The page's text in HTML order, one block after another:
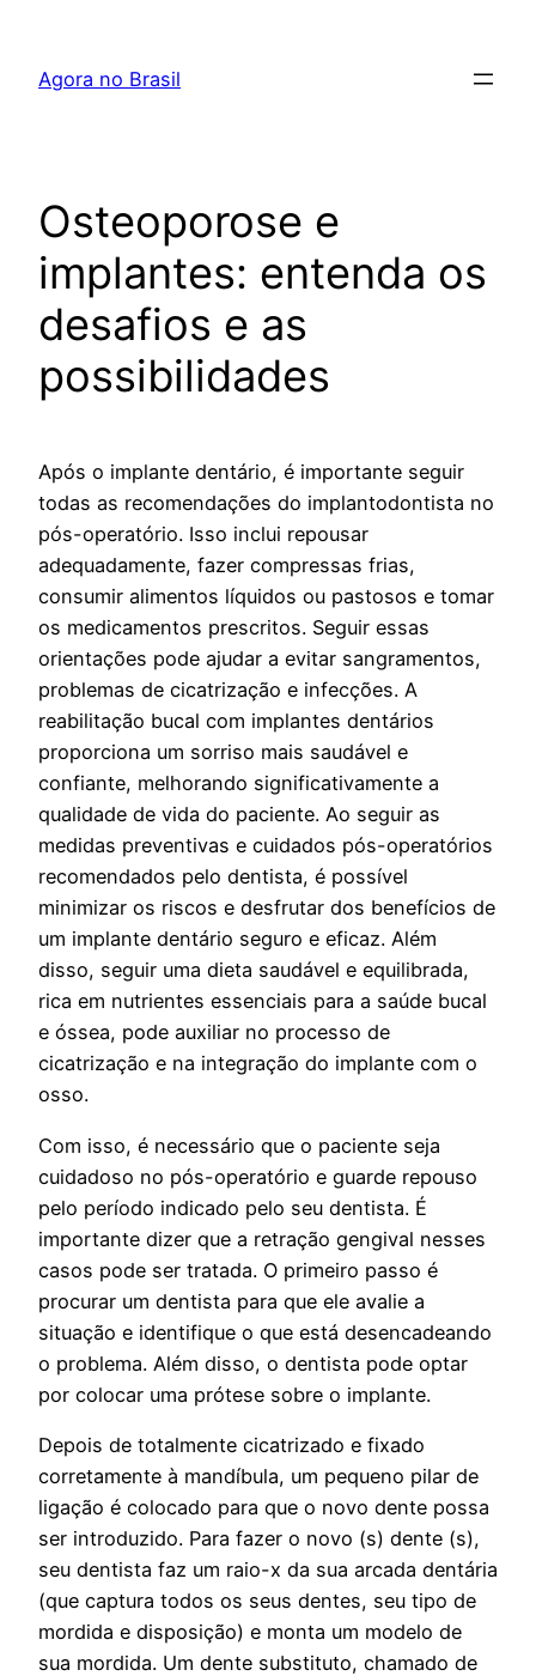
Agora no Brasil
Osteoporose e
implantes: entenda os
desafios e as
possibilidades
Após o implante dentário, é importante seguir
todas as recomendações do implantodontista no
pós-operatório. Isso inclui repousar
adequadamente, fazer compressas frias,
consumir alimentos líquidos ou pastosos e tomar
os medicamentos prescritos. Seguir essas
orientações pode ajudar a evitar sangramentos,
problemas de cicatrização e infecções. A
reabilitação bucal com implantes dentários
proporciona um sorriso mais saudável e
confiante, melhorando significativamente a
qualidade de vida do paciente. Ao seguir as
medidas preventivas e cuidados pós-operatórios
recomendados pelo dentista, é possível
minimizar os riscos e desfrutar dos benefícios de
um implante dentário seguro e eficaz. Além
disso, seguir uma dieta saudável e equilibrada,
rica em nutrientes essenciais para a saúde bucal
e óssea, pode auxiliar no processo de
cicatrização e na integração do implante com o
osso.
Com isso, é necessário que o paciente seja
cuidadoso no pós-operatório e guarde repouso
pelo período indicado pelo seu dentista. É
importante dizer que a retração gengival nesses
casos pode ser tratada. O primeiro passo é
procurar um dentista para que ele avalie a
situação e identifique o que está desencadeando
o problema. Além disso, o dentista pode optar
por colocar uma prótese sobre o implante.
Depois de totalmente cicatrizado e fixado
corretamente à mandíbula, um pequeno pilar de
ligação é colocado para que o novo dente possa
ser introduzido. Para fazer o novo (s) dente (s),
seu dentista faz um raio-x da sua arcada dentária
(que captura todos os seus dentes, seu tipo de
mordida e disposição) e monta um modelo de
sua mordida. Um dente substituto, chamado de